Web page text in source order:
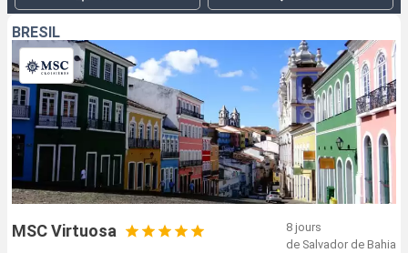
Mois de départ
Ports Compagnies
Rechercher
BRÉSIL
MSC Virtuosa
8 jours
de Salvador de Bahia